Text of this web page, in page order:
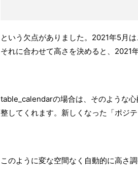
という欠点がありました。2021年5月
それに合わせて高さを決めると、2021
table_calendarの場合は、そのような
整してくれます。新しくなった「ポジ
このように変な空間なく自動的に高さ調